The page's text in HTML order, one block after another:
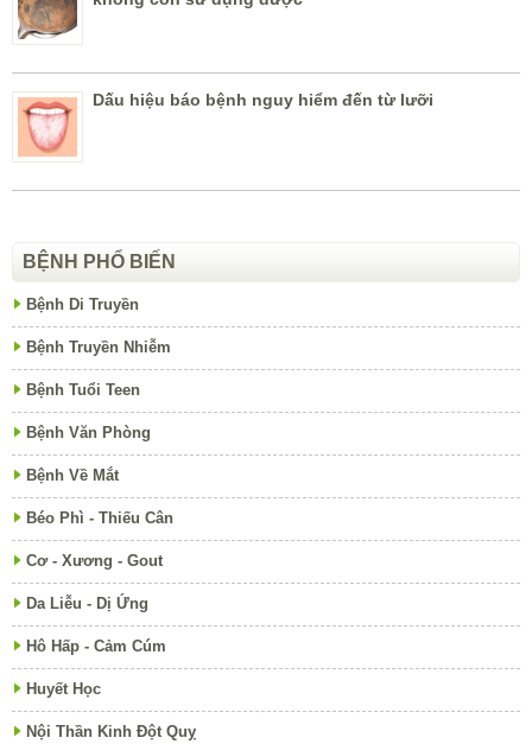
Dấu hiệu báo bệnh nguy hiểm đến từ lưỡi
BỆNH PHỔ BIẾN
Bệnh Di Truyền
Bệnh Truyền Nhiễm
Bệnh Tuổi Teen
Bệnh Văn Phòng
Bệnh Về Mắt
Béo Phì - Thiếu Cân
Cơ - Xương - Gout
Da Liễu - Dị Ứng
Hô Hấp - Cảm Cúm
Huyết Học
Nội Thần Kinh Đột Quỵ